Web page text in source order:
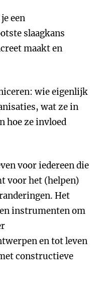
een
slaagkans
maakt en
wie eigenlijk
wat ze in
hoe ze invloed
voor iedereen die
voor het (helpen)
Het
instrumenten om
en tot leven
constructieve